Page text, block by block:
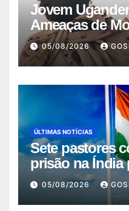
Jovem
Ameaças de
Converter-se
05/08/2026
ÚLTIMAS NOTÍCIAS
Sete pastores
prisão na Índia
força…
05/08/2026